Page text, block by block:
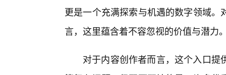
更是一个充满探索与机遇的数字领域
言，这里蕴含着不容忽视的价值与潜力
对于内容创作者而言，这个入口